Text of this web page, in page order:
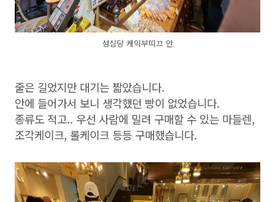
성심당 케익부띠끄 안
줄은 길었지만 대기는 짧았습니다.
안에 들어가서 보니 생각했던 빵이 없었습니다.
종류도 적고.. 우선 사람에 밀려 구매할 수 있는 마들렌,
조각케이크, 롤케이크 등등 구매했습니다.